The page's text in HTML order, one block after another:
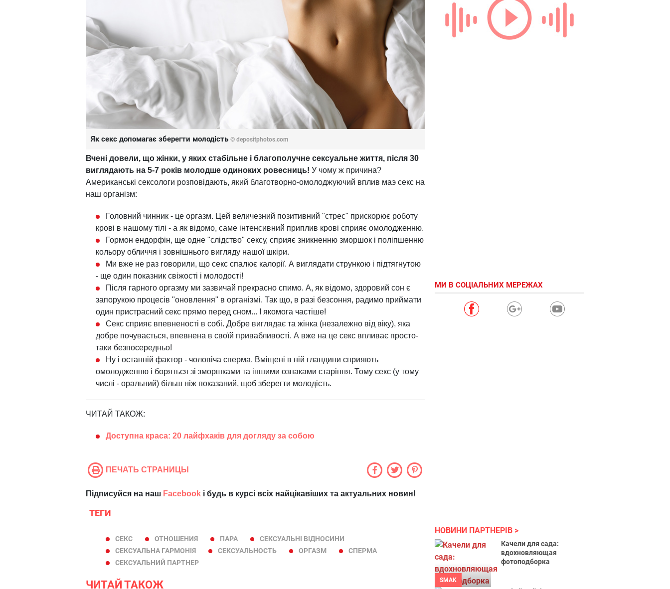
Як секс допомагає зберегти молодість © depositphotos.com
Вчені довели, що жінки, у яких стабільне і благополучне сексуальне життя, після 30
виглядають на 5-7 років молодше одиноких ровесниць! У чому ж причина?
Американські сексологи розповідають, який благотворно-омолоджуючий вплив маэ секс на
наш організм:
Головний чинник - це оргазм. Цей величезний позитивний "стрес" прискорює роботу
крові в нашому тілі - а як відомо, саме інтенсивний приплив крові сприяє омолодженню.
Гормон ендорфін, ще одне "слідство" сексу, сприяє зникненню зморшок і поліпшенню
кольору обличчя і зовнішнього вигляду нашої шкіри.
Ми вже не раз говорили, що секс спалює калорії. А виглядати стрункою і підтягнутою
- ще один показник свіжості і молодості!
Після гарного оргазму ми зазвичай прекрасно спимо. А, як відомо, здоровий сон є
запорукою процесів "оновлення" в організмі. Так що, в разі безсоння, радимо приймати
один пристрасний секс прямо перед сном... І якомога частіше!
Секс сприяє впевненості в собі. Добре виглядає та жінка (незалежно від віку), яка
добре почувається, впевнена в своїй привабливості. А вже на це секс впливає просто-
таки безпосередньо!
Ну і останній фактор - чоловіча сперма. Вміщені в ній гландини сприяють
омолодженню і боряться зі зморшками та іншими ознаками старіння. Тому секс (у тому
числі - оральний) більш ніж показаний, щоб зберегти молодість.
ЧИТАЙ ТАКОЖ:
Доступна краса: 20 лайфхаків для догляду за собою
ПЕЧАТЬ СТРАНИЦЫ
Підписуйся на наш Facebook і будь в курсі всіх найцікавіших та актуальних новин!
ТЕГИ
СЕКС ОТНОШЕНИЯ ПАРА
СЕКСУАЛЬНІ ВІДНОСИНИ
СЕКСУАЛЬНА ГАРМОНІЯ
СЕКСУАЛЬНОСТЬ ОРГАЗМ
СПЕРМА
СЕКСУАЛЬНИЙ ПАРТНЕР
ЧИТАЙ ТАКОЖ
МИ В СОЦІАЛЬНИХ МЕРЕЖАХ
НОВИНИ ПАРТНЕРІВ
SMAK
Качели для сада:
вдохновляющая
фотоподборка